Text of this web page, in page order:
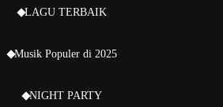
LAGU TERBAIK
Musik Populer di 2025
NIGHT PARTY